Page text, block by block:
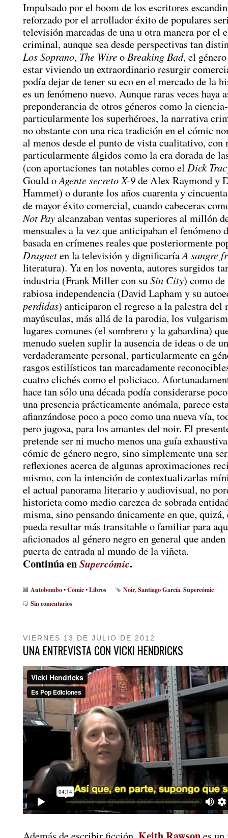
Impulsado por el boom de los escritores
reforzado por el arrollador éxito de populares
televisión marcadas de una u otra manera por el
criminal, aunque sea desde perspectivas tan
Los Soprano, The Wireo Breaking Bad, el
estar viviendo un extraordinario resurgir
podía dejar de tener su eco en el mercado de la
es un fenómeno nuevo. Aunque raras veces haya
preponderancia de otros géneros como la
particularmente los superhéroes, la narrativa
no obstante con una rica tradición en el cómic
al menos desde el punto de vista cualitativo, con
particularmente álgidos como la era dorada de
(con aportaciones tan notables como el Dick
Gould oAgente secreto X-9de Alex Raymond y
Hammet) o durante los años cuarenta y
de mayor éxito comercial, cuando cabeceras
Not Payalcanzaban ventas superiores al millón
mensuales a la vez que anticipaban el fenómeno
basada en crímenes reales que posteriormente
Dragneten la televisión y dignificaríaA sangre
literatura). Ya en los noventa, autores surgidos
industria (Frank Miller con suSin City) como de
rabiosa independencia (David Lapham y su
perdidas) anticiparon el regreso a la palestra del
mayúsculas, más allá de la parodia, los
lugares comunes (el sombrero y la gabardina)
menudo suelen suplir la ausencia de ideas o de
verdaderamente personal, particularmente en
rasgos estilísticos tan marcadamente
cuatro clichés como el policiaco.
hace tan sólo una década podía considerarse
una presencia prácticamente anómala, parece
afianzándose poco a poco como una nueva vía,
pero jugosa, para los amantes del noir. El
pretende ser ni mucho menos una guía
cómic de género negro, sino simplemente una
reflexiones acerca de algunas aproximaciones
mismo, con la intención de contextualizarlas
el actual panorama literario y audiovisual, no
historieta como medio carezca de sobrada
misma, sino pensando únicamente en que, quizá,
pueda resultar más transitable o familiar para
aficionados al género negro en general que
puerta de entrada al mundo de la viñeta.
Continúa enSupercómic.
Autobombo•Cómic•Libros Noir, Santiago García, Supercómic
Sin comentarios
VIERNES 13 DE JULIO DE 2012
UNA ENTREVISTA CON VICKI HENDRICKS